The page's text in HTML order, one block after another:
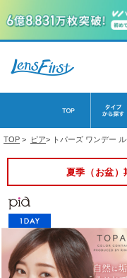
TOP > ピア> トパーズ ワンデー
夏季（お盆）